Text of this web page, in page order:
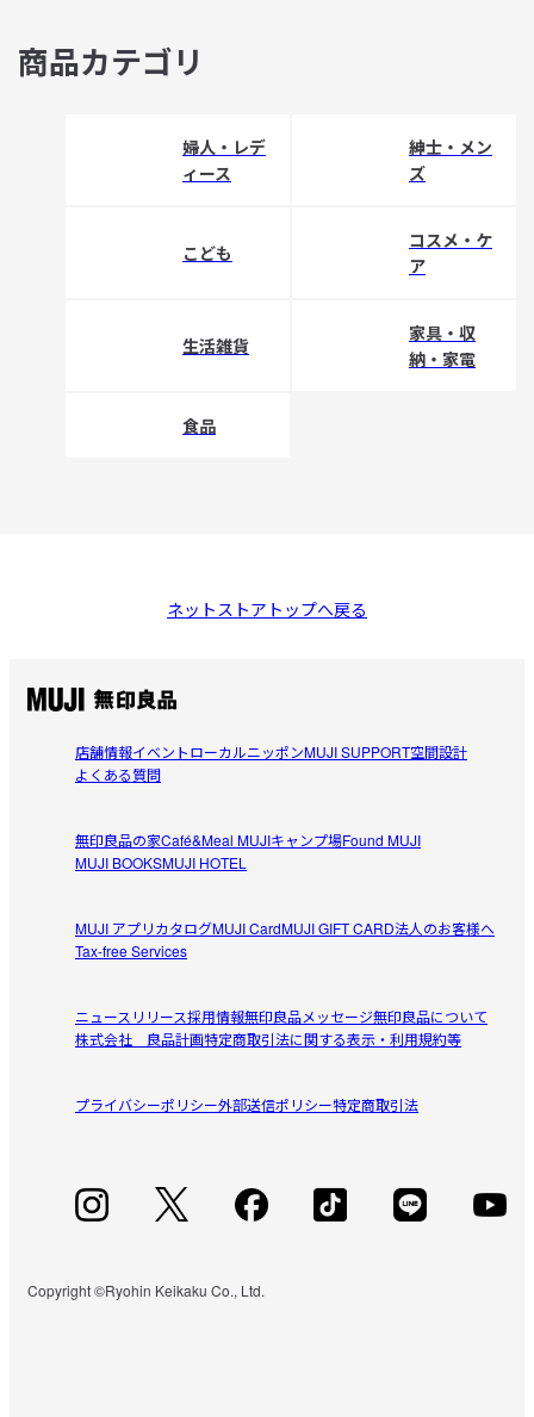
商品カテゴリ
婦人・レデ
ィース
紳士・メン
ズ
こども
コスメ・ケ
ア
生活雑貨
家具・収
納・家電
食品
ネットストアトップへ戻る
店舗情報イベントローカルニッポンMUJI SUPPORT空間設計
よくある質問
無印良品の家Café&Meal MUJIキャンプ場Found MUJI
MUJI BOOKSMUJI HOTEL
MUJI アプリカタログMUJI CardMUJI GIFT CARD法人のお客様へ
Tax-free Services
ニュースリリース採用情報無印良品メッセージ無印良品について
株式会社 良品計画特定商取引法に関する表示・利用規約等
プライバシーポリシー外部送信ポリシー特定商取引法
Copyright ©Ryohin Keikaku Co., Ltd.